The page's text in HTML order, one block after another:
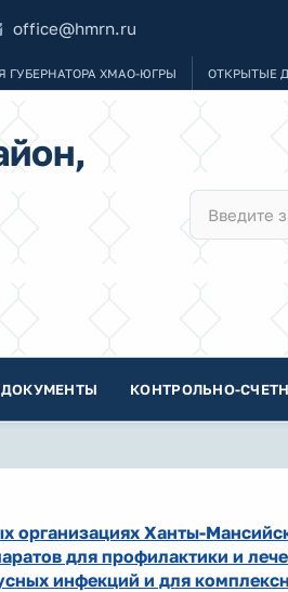
office@hmrn.ru
ГУБЕРНАТОРА ХМАО-ЮГРЫ ОТКРЫТЫЕ
ДОКУМЕНТЫ КОНТРОЛЬНО-
организациях Ханты-
для профилактики и
инфекций и для